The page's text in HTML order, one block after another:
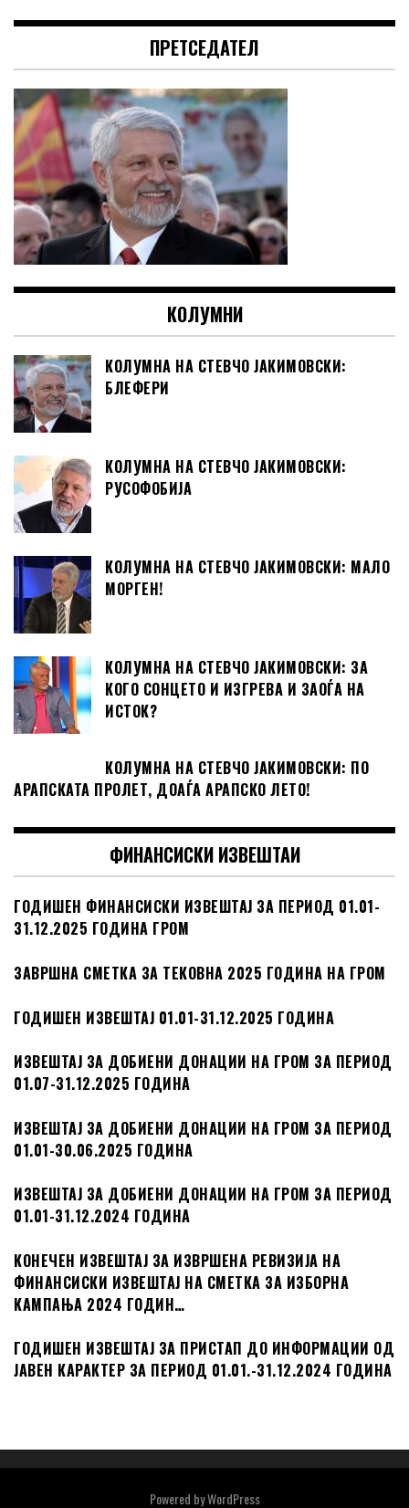
ПРЕТСЕДАТЕЛ
КОЛУМНИ
КОЛУМНА НА СТЕВЧО ЈАКИМОВСКИ:
БЛЕФЕРИ
КОЛУМНА НА СТЕВЧО ЈАКИМОВСКИ:
РУСОФОБИЈА
КОЛУМНА НА СТЕВЧО ЈАКИМОВСКИ: МАЛО
МОРГЕН!
КОЛУМНА НА СТЕВЧО ЈАКИМОВСКИ: ЗА
КОГО СОНЦЕТО И ИЗГРЕВА И ЗАОЃА НА
ИСТОК?
КОЛУМНА НА СТЕВЧО ЈАКИМОВСКИ: ПО
АРАПСКАТА ПРОЛЕТ, ДОАЃА АРАПСКО ЛЕТО!
ФИНАНСИСКИ ИЗВЕШТАИ
ГОДИШЕН ФИНАНСИСКИ ИЗВЕШТАЈ ЗА ПЕРИОД 01.01-
31.12.2025 ГОДИНА ГРОМ
ЗАВРШНА СМЕТКА ЗА ТЕКОВНА 2025 ГОДИНА НА ГРОМ
ГОДИШЕН ИЗВЕШТАЈ 01.01-31.12.2025 ГОДИНА
ИЗВЕШТАЈ ЗА ДОБИЕНИ ДОНАЦИИ НА ГРОМ ЗА ПЕРИОД
01.07-31.12.2025 ГОДИНА
ИЗВЕШТАЈ ЗА ДОБИЕНИ ДОНАЦИИ НА ГРОМ ЗА ПЕРИОД
01.01-30.06.2025 ГОДИНА
ИЗВЕШТАЈ ЗА ДОБИЕНИ ДОНАЦИИ НА ГРОМ ЗА ПЕРИОД
01.01-31.12.2024 ГОДИНА
КОНЕЧЕН ИЗВЕШТАЈ ЗА ИЗВРШЕНА РЕВИЗИЈА НА
ФИНАНСИСКИ ИЗВЕШТАЈ НА СМЕТКА ЗА ИЗБОРНА
КАМПАЊА 2024 ГОДИН…
ГОДИШЕН ИЗВЕШТАЈ ЗА ПРИСТАП ДО ИНФОРМАЦИИ ОД
ЈАВЕН КАРАКТЕР ЗА ПЕРИОД 01.01.-31.12.2024 ГОДИНА
Powered byWordPress